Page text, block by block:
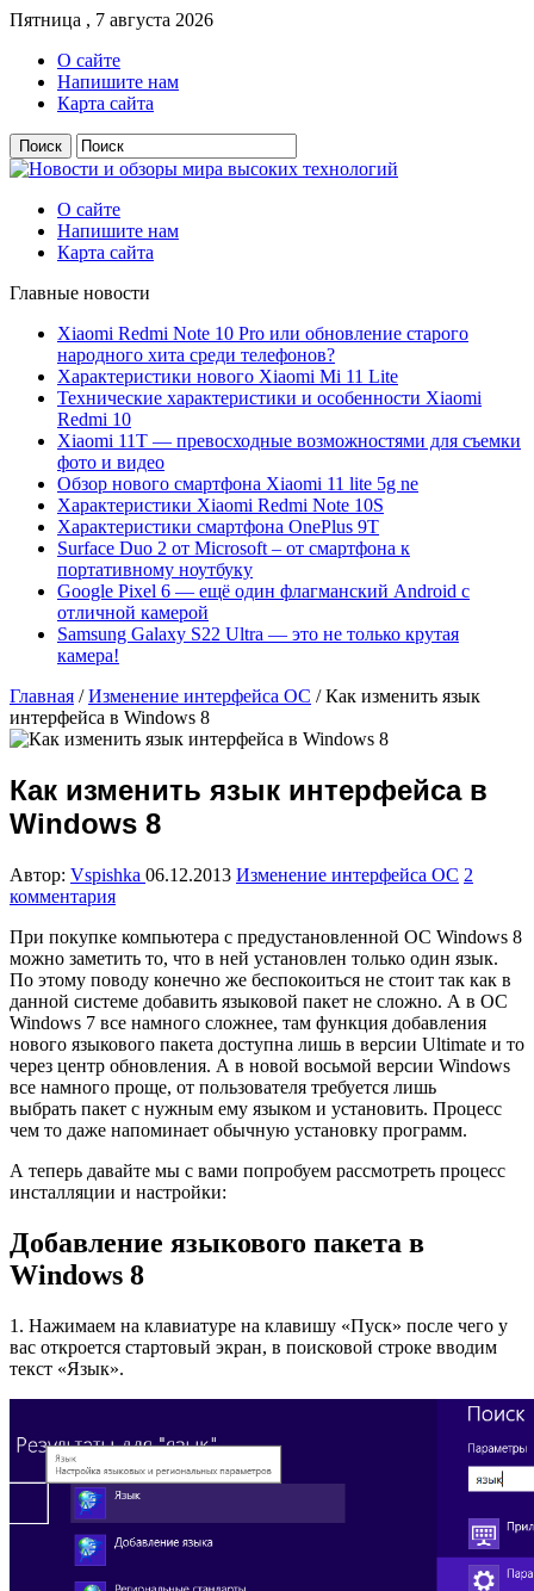
Пятница , 7 августа 2026
О сайте
Напишите нам
Карта сайта
О сайте
Напишите нам
Карта сайта
Главные новости
Xiaomi Redmi Note 10 Pro или обновление старого
народного хита среди телефонов?
Характеристики нового Xiaomi Mi 11 Lite
Технические характеристики и особенности Xiaomi
Redmi 10
Xiaomi 11T — превосходные возможностями для съемки
фото и видео
Обзор нового смартфона Xiaomi 11 lite 5g ne
Характеристики Xiaomi Redmi Note 10S
Характеристики смартфона OnePlus 9T
Surface Duo 2 от Microsoft – от смартфона к
портативному ноутбуку
Google Pixel 6 — ещё один флагманский Android с
отличной камерой
Samsung Galaxy S22 Ultra — это не только крутая
камера!
Главная /Изменение интерфейса ОС /Как изменить язык
интерфейса в Windows 8
Как изменить язык интерфейса в
Windows 8
Автор: Vspishka 06.12.2013 Изменение интерфейса ОС 2
комментария
При покупке компьютера с предустановленной ОС Windows 8
можно заметить то, что в ней установлен только один язык.
По этому поводу конечно же беспокоиться не стоит так как в
данной системе добавить языковой пакет не сложно. А в ОС
Windows 7 все намного сложнее, там функция добавления
нового языкового пакета доступна лишь в версии Ultimate и то
через центр обновления. А в новой восьмой версии Windows
все намного проще, от пользователя требуется лишь
выбрать пакет с нужным ему языком и установить. Процесс
чем то даже напоминает обычную установку программ.
А теперь давайте мы с вами попробуем рассмотреть процесс
инсталляции и настройки:
Добавление языкового пакета в
Windows 8
1. Нажимаем на клавиатуре на клавишу «Пуск» после чего у
вас откроется стартовый экран, в поисковой строке вводим
текст «Язык».